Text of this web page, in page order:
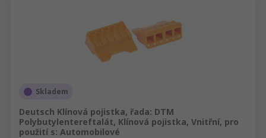
Skladem
Deutsch Klínová pojistka, řada: DTM
Polybutylentereftalát, Klínová pojistka, Vnitřní, pro
použití s: Automobilové